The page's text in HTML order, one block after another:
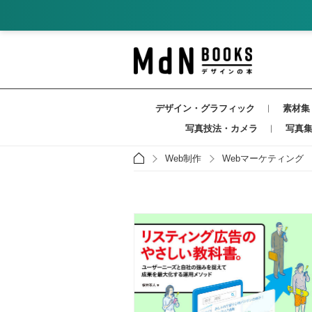
デザイン・グラフィック
素材集
写真技法・カメラ
写真集
Web制作 Webマーケティング